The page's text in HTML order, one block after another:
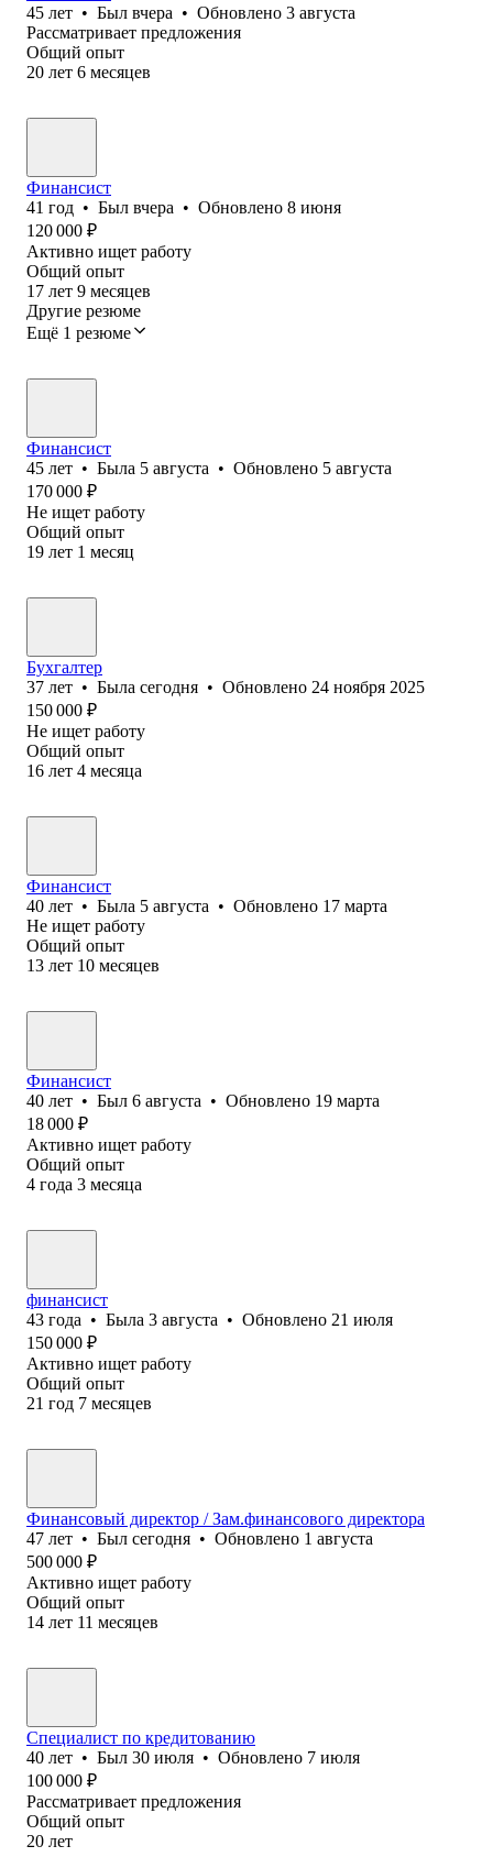
45 лет • Был вчера • Обновлено 3 августа
Рассматривает предложения
Общий опыт
20 лет 6 месяцев
Финансист
41 год • Был вчера • Обновлено 8 июня
120 000 ₽
Активно ищет работу
Общий опыт
17 лет 9 месяцев
Другие резюме
Ещё 1 резюме
Финансист
45 лет • Была 5 августа • Обновлено 5 августа
170 000 ₽
Не ищет работу
Общий опыт
19 лет 1 месяц
Бухгалтер
37 лет • Была сегодня • Обновлено 24 ноября 2025
150 000 ₽
Не ищет работу
Общий опыт
16 лет 4 месяца
Финансист
40 лет • Была 5 августа • Обновлено 17 марта
Не ищет работу
Общий опыт
13 лет 10 месяцев
Финансист
40 лет • Был 6 августа • Обновлено 19 марта
18 000 ₽
Активно ищет работу
Общий опыт
4 года 3 месяца
финансист
43 года • Была 3 августа • Обновлено 21 июля
150 000 ₽
Активно ищет работу
Общий опыт
21 год 7 месяцев
Финансовый директор / Зам.финансового директора
47 лет • Был сегодня • Обновлено 1 августа
500 000 ₽
Активно ищет работу
Общий опыт
14 лет 11 месяцев
Специалист по кредитованию
40 лет • Был 30 июля • Обновлено 7 июля
100 000 ₽
Рассматривает предложения
Общий опыт
20 лет